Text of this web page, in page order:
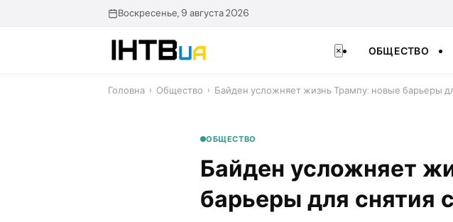
Воскресенье, 9 августа 2026
× ОБЩЕСТВО
Головна › Общество › ​Байден усложняет жизнь Трампу: новые барьеры
ОБЩЕСТВО
​Байден усложняет
барьеры для снятия